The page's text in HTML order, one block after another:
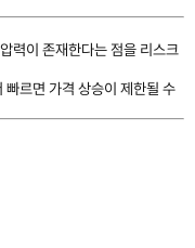
력이 존재한다는 점을 리스크
르면 가격 상승이 제한될 수